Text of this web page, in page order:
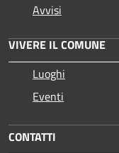
Avvisi
VIVERE IL COMUNE
Luoghi
Eventi
CONTATTI